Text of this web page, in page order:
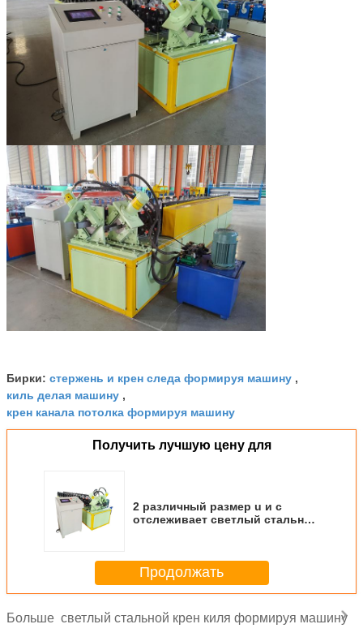
Бирки: стержень и крен следа формируя машину ,
киль делая машину ,
крен канала потолка формируя машину
Получить лучшую цену для
2 различный размер u и c
отслеживает светлый стальной
Продолжать
Больше светлый стальной крен киля формируя машину